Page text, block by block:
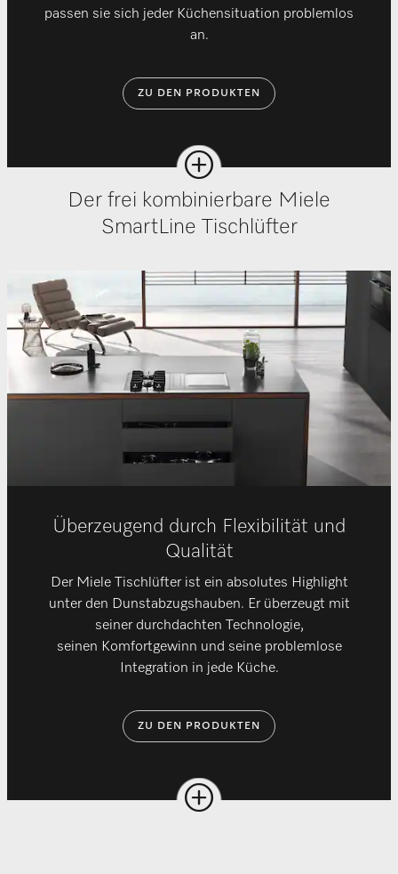
passen sie sich jeder Küchensituation problemlos
an.
ZU DEN PRODUKTEN
Der frei kombinierbare Miele
SmartLine Tischlüfter
Überzeugend durch Flexibilität und
Qualität
Der Miele Tischlüfter ist ein absolutes Highlight
unter den Dunstabzugshauben. Er überzeugt mit
seiner durchdachten Technologie,
seinen Komfortgewinn und seine problemlose
Integration in jede Küche.
ZU DEN PRODUKTEN